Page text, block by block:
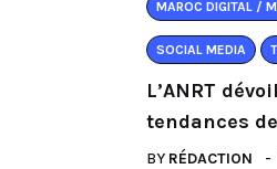
MAROC DIGITAL /
SOCIAL MEDIA
L’ANRT
tendances
BY RÉDACTION